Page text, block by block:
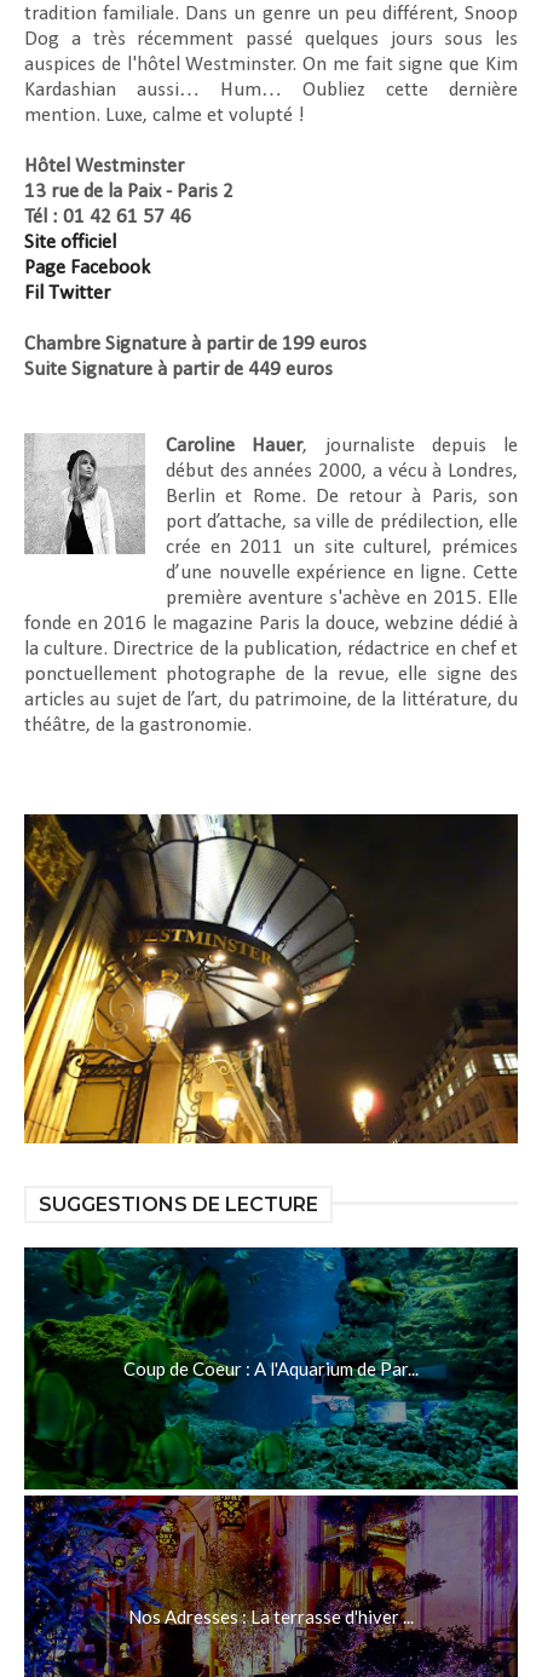
tradition familiale. Dans un genre un peu différent, Snoop
Dog a très récemment passé quelques jours sous les
auspices de l'hôtel Westminster. On me fait signe que Kim
Kardashian aussi… Hum… Oubliez cette dernière
mention. Luxe, calme et volupté !
Hôtel Westminster
13 rue de la Paix - Paris 2
Tél : 01 42 61 57 46
Site officiel
Page Facebook
Fil Twitter
Chambre Signature à partir de 199 euros
Suite Signature à partir de 449 euros
Caroline Hauer, journaliste depuis le
début des années 2000, a vécu à Londres,
Berlin et Rome. De retour à Paris, son
port d’attache, sa ville de prédilection, elle
crée en 2011 un site culturel, prémices
d’une nouvelle expérience en ligne. Cette
première aventure s'achève en 2015. Elle
fonde en 2016 le magazine Paris la douce, webzine dédié à
la culture. Directrice de la publication, rédactrice en chef et
ponctuellement photographe de la revue, elle signe des
articles au sujet de l’art, du patrimoine, de la littérature, du
théâtre, de la gastronomie.
SUGGESTIONS DE LECTURE
Coup de Coeur : A l'Aquarium de Par...
Nos Adresses : La terrasse d'hiver ...